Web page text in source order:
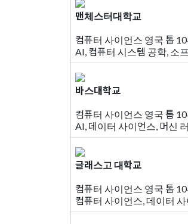
맨체스터대학교
컴퓨터 사이언스 영국 톱
AI, 컴퓨터 시스템 공학, 소
바스대학교
컴퓨터 사이언스 영국 톱
AI, 데이터 사이언스, 머신
글래스고 대학교
컴퓨터 사이언스 영국 톱
컴퓨터 사이언스, 데이터